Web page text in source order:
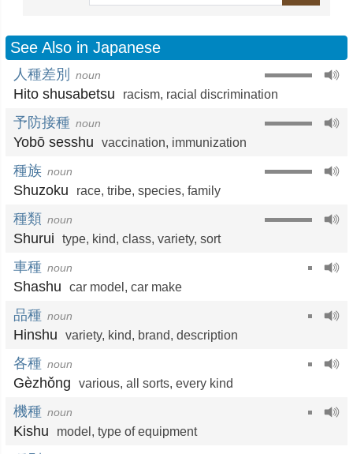
See Also in Japanese
人種差別 noun
Hito shusabetsu racism, racial discrimination
予防接種 noun
Yobō sesshu vaccination, immunization
種族 noun
Shuzoku race, tribe, species, family
種類 noun
Shurui type, kind, class, variety, sort
車種 noun
Shashu car model , car make
品種 noun
Hinshu variety, kind, brand, description
各種 noun
Gèzhǒng various, all sorts, every kind
機種 noun
Kishu model , type of equipment